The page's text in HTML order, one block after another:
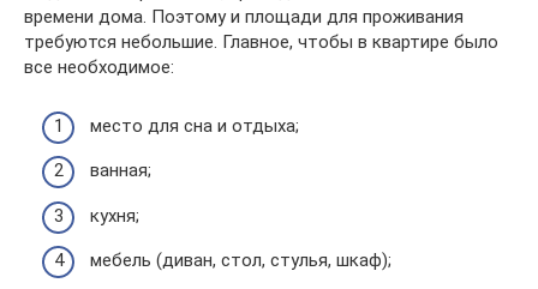
времени дома. Поэтому и площади для проживания
требуются небольшие. Главное, чтобы в квартире было
все необходимое:
место для сна и отдыха;
ванная;
кухня;
мебель (диван, стол, стулья, шкаф);